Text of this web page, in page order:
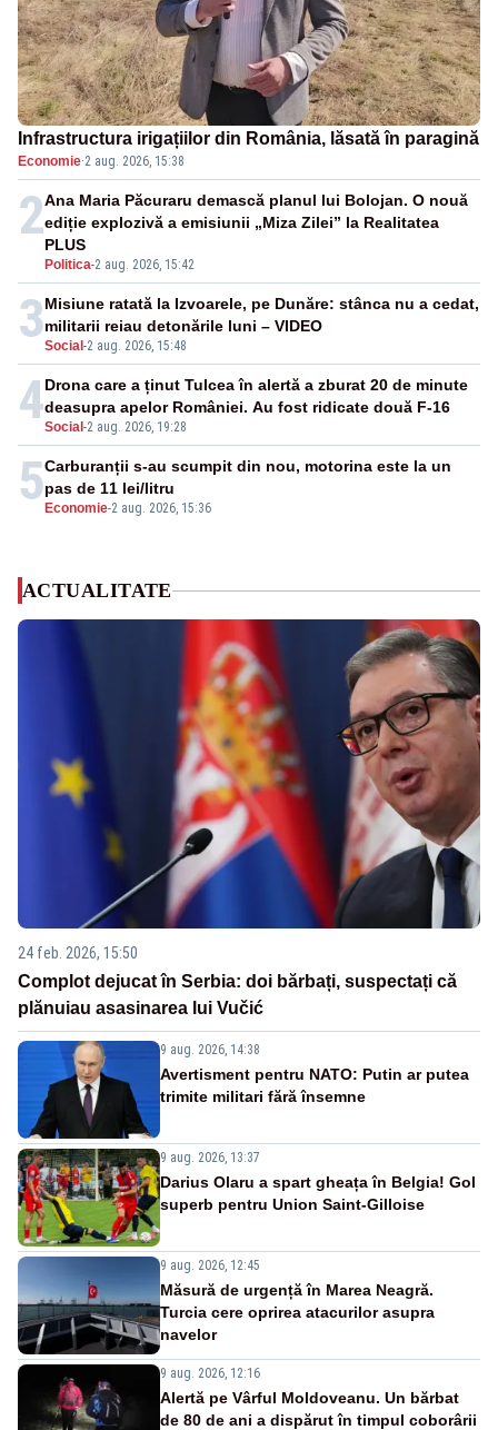
Infrastructura irigațiilor din România, lăsată în paragină
Economie·2 aug. 2026, 15:38
2
Politica-2 aug. 2026, 15:42
Ana Maria Păcuraru demască planul lui Bolojan. O nouă
ediție explozivă a emisiunii „Miza Zilei” la Realitatea
PLUS
3Social -2 aug. 2026, 15:48
Misiune ratată la Izvoarele, pe Dunăre: stânca nu a cedat,
militarii reiau detonările luni – VIDEO
4Social -2 aug. 2026, 19:28
Drona care a ținut Tulcea în alertă a zburat 20 de minute
deasupra apelor României. Au fost ridicate două F-16
5 Economie-2 aug. 2026, 15:36
Carburanții s-au scumpit din nou, motorina este la un
pas de 11 lei/litru
ACTUALITATE
24 feb. 2026, 15:50
Complot dejucat în Serbia: doi bărbați, suspectați că
plănuiau asasinarea lui Vučić
9 aug. 2026, 14:38
Avertisment pentru NATO: Putin ar putea
trimite militari fără însemne
9 aug. 2026, 13:37
Darius Olaru a spart gheața în Belgia! Gol
superb pentru Union Saint-Gilloise
9 aug. 2026, 12:45
Măsură de urgență în Marea Neagră.
Turcia cere oprirea atacurilor asupra
navelor
9 aug. 2026, 12:16
Alertă pe Vârful Moldoveanu. Un bărbat
de 80 de ani a dispărut în timpul coborârii